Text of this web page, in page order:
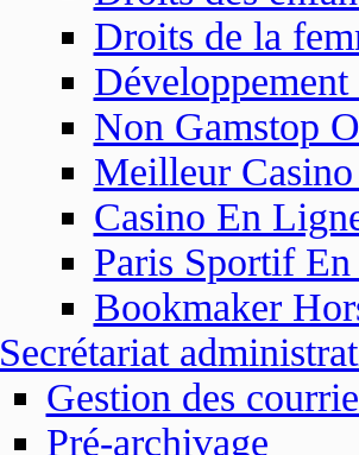
Droits de la
Non Gamstop
Meilleur
Casino En
Paris Sportif
Bookmaker
Secrétariat
Gestion des
Pré-archivage